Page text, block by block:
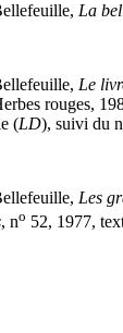
La
Le
rouges,
(LD), suivi du
Les
, no 52, 1977,